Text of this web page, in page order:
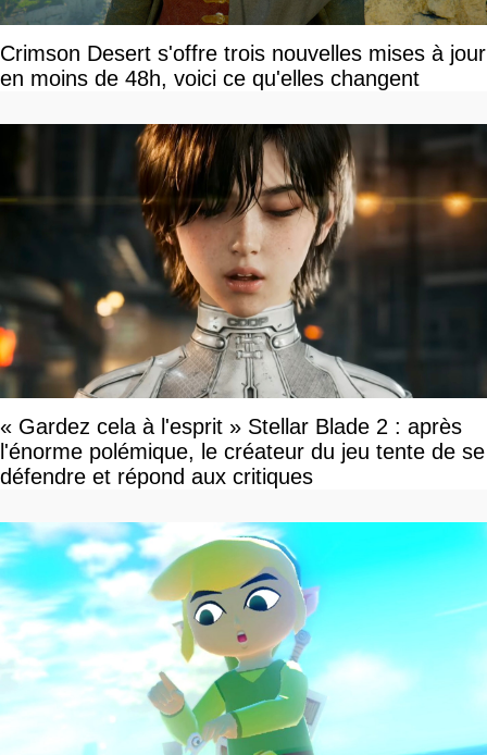
Crimson Desert s'offre trois nouvelles mises à jour
en moins de 48h, voici ce qu'elles changent
« Gardez cela à l'esprit » Stellar Blade 2 : après
l'énorme polémique, le créateur du jeu tente de se
défendre et répond aux critiques